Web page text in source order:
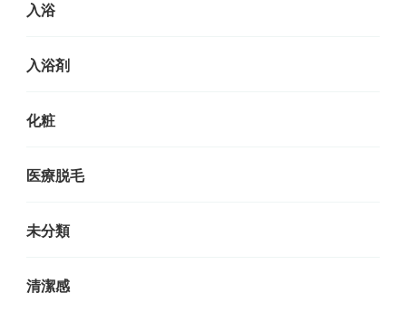
入浴
入浴剤
化粧
医療脱毛
未分類
清潔感